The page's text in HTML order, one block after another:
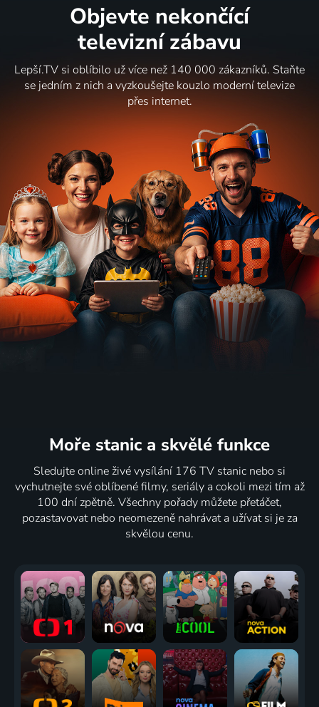
Objevte nekončící
televizní zábavu
Lepší.TV si oblíbilo už více než 140 000 zákazníků. Staňte
se jedním z nich a vyzkoušejte kouzlo moderní televize
přes internet.
Moře stanic a skvělé funkce
Sledujte online živé vysílání 176 TV stanic nebo si
vychutnejte své oblíbené filmy, seriály a cokoli mezi tím až
100 dní zpětně. Všechny pořady můžete přetáčet,
pozastavovat nebo neomezeně nahrávat a užívat si je za
skvělou cenu.